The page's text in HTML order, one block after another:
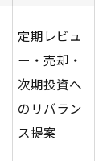
定期レビュ
ー・売却・
次期投資へ
のリバラン
ス提案